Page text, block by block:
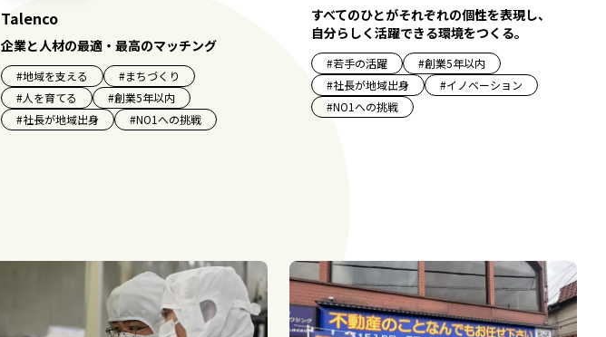
Talenco
企業と人材の最適・最高のマッチング
#地域を支える #まちづくり
#人を育てる #創業5年以内
#社長が地域出身 #NO1への挑戦
すべてのひとがそれぞれの個性を表現し、
自分らしく活躍できる環境をつくる。
#若手の活躍 #創業5年以内
#社長が地域出身 #イノベーション
#NO1への挑戦